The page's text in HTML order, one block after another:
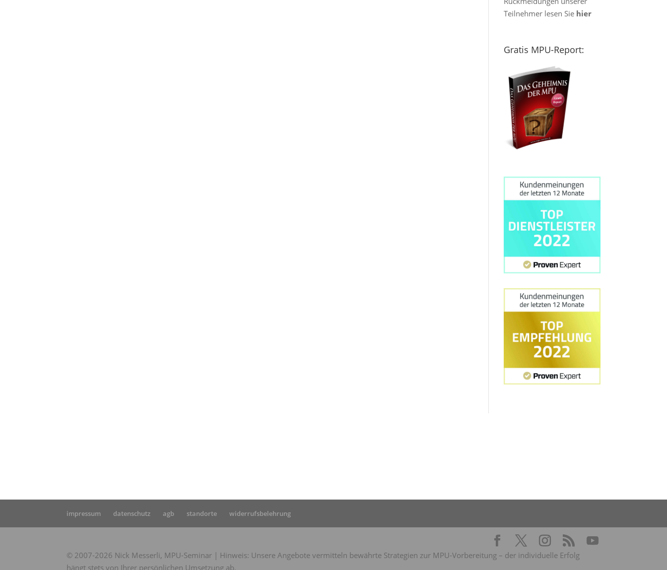
Teilnehmer lesen Sie hier
Gratis MPU-Report:
impressum datenschutz agb standorte widerrufsbelehrung
© 2007-2026 Nick Messerli, MPU-Seminar | Hinweis: Unsere Angebote vermitteln bewährte Strategien zur MPU-Vorbereitung – der individuelle Erfolg
hängt stets von Ihrer persönlichen Umsetzung ab.